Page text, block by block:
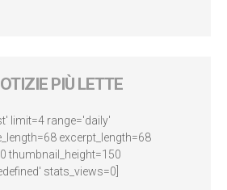
PIÙ LETTE
limit=4 range='daily'
excerpt_length=68
thumbnail_height=150
stats_views=0]